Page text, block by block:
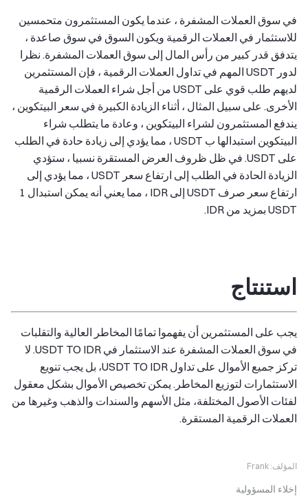
في سوق العملات المشفرة ، عندما يكون المستثمرون متحمسين
للاستثمار في العملات الرقمية ويكون السوق في سوق صاعدة ،
يتدفق قدر كبير من رأس المال إلى سوق العملات المشفرة. نظرا
لدور USDT المهم في تداول العملات الرقمية ، فإن المستثمرين
لديهم طلب قوي على USDT من أجل شراء العملات الرقمية
الأخرى. على سبيل المثال ، أثناء الزيادة الكبيرة في سعر البيتكوين ،
يندفع المستثمرون لشراء البيتكوين ، وعادة ما يتطلب شراء
البيتكوين استبدالها ب USDT ، مما يؤدي إلى زيادة حادة في الطلب
على USDT. في ظل ظروف العرض المستقرة نسبيا ، ستؤدي
الزيادة الحادة في الطلب إلى ارتفاع سعر USDT ، مما يؤدي إلى
ارتفاع سعر صرف USDT إلى IDR ، مما يعني أنه يمكن استبدال 1
USDT بمزيد من IDR.
استنتاج
يجب على المستثمرين أن يفهموا تمامًا المخاطر العالية والتقلبات
في سوق العملات المشفرة عند الاستثمار في USDT TO IDR. لا
تركز جميع الأموال على تداول USDT TO IDR، بل يجب تنويع
الاستثمارات لتوزيع المخاطر. يمكن تخصيص الأموال بشكل معقول
لفئات الأصول المختلفة، مثل الأسهم والسندات والذهب وغيرها من
العملات الرقمية المستقرة.
المؤلف: Frank
إخلاء المسؤولية